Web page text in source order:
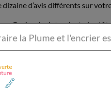
d’avis différents sur
Ce dernier intervient plus tôt
d’avancement,
Le Magazine Le Boudoir littéraire la Plume et